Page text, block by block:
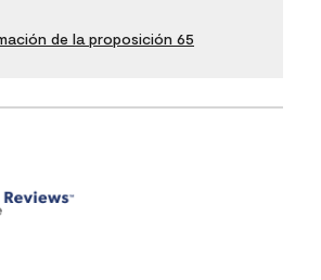
de la proposición 65